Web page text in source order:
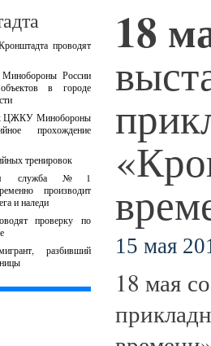
проводят
России
в городе
ЦЖКУ Минобороны
прохождение
тренировок
служба №1
производит
и наледи
проверку по
разбивший
18
15 мая
18 мая